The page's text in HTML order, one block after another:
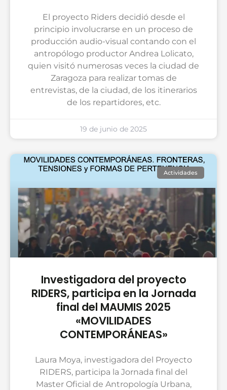
El proyecto Riders decidió desde el
principio involucrarse en un proceso de
producción audio-visual contando con el
antropólogo productor Andrea Lolicato,
quien visitó numerosas veces la ciudad de
Zaragoza para realizar tomas de
entrevistas, de la ciudad, de los itinerarios
de los repartidores, etc.
19 de junio de 2025
Actividades
Investigadora del proyecto
RIDERS, participa en la Jornada
final del MAUMIS 2025
«MOVILIDADES
CONTEMPORÁNEAS»
Laura Moya, investigadora del Proyecto
RIDERS, participa la Jornada final del
Master Oficial de Antropología Urbana,